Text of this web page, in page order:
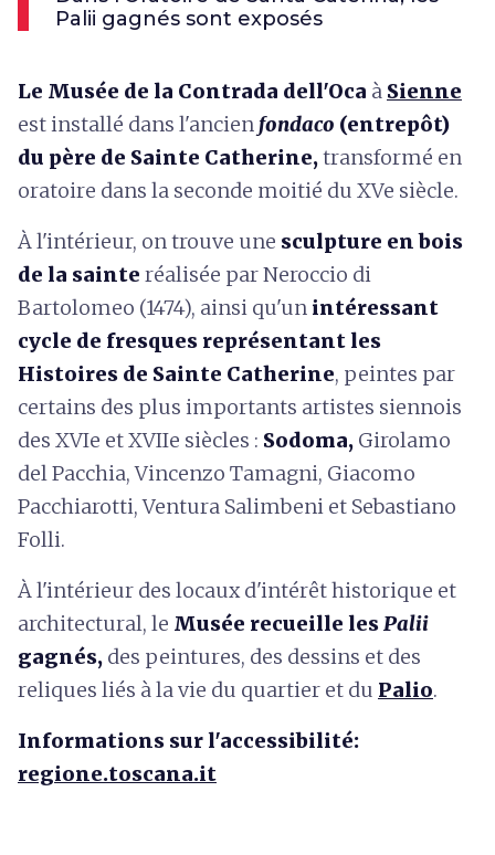
Palii gagnés sont exposés
Le Musée de la Contrada dell'Oca à Sienne
est installé dans l'ancienfondaco (entrepôt)
du père de Sainte Catherine,transformé en
oratoire dans la seconde moitié du XVe siècle.
À l'intérieur, on trouve une sculpture en bois
de la sainte réalisée par Neroccio di
Bartolomeo (1474), ainsi qu'un intéressant
cycle de fresques représentant les
Histoires de Sainte Catherine, peintes par
certains des plus importants artistes siennois
des XVIe et XVIIe siècles : Sodoma, Girolamo
del Pacchia, Vincenzo Tamagni, Giacomo
Pacchiarotti, Ventura Salimbeni et Sebastiano
Folli.
À l'intérieur des locaux d'intérêt historique et
architectural, le Musée recueille lesPalii
gagnés, des peintures, des dessins et des
reliques liés à la vie du quartier et du Palio.
Informations sur l'accessibilité:
regione.toscana.it